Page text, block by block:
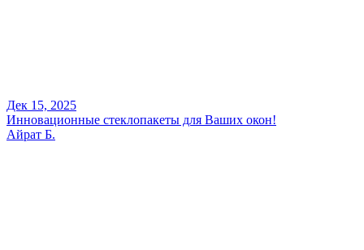
Дек 15, 2025
Инновационные стеклопакеты для Ваших окон!
Айрат Б.